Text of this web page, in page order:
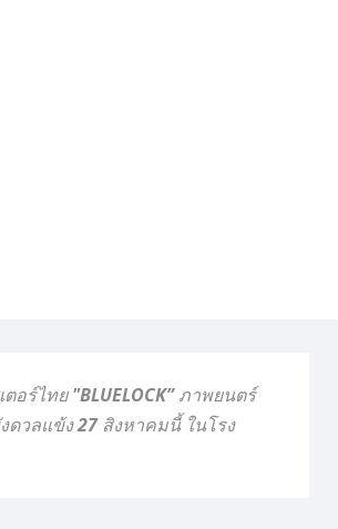
ร์ไทย "BLUELOCK” ภาพยนตร์
ดวลแข้ง 27 สิงหาคมนี้ ในโรง